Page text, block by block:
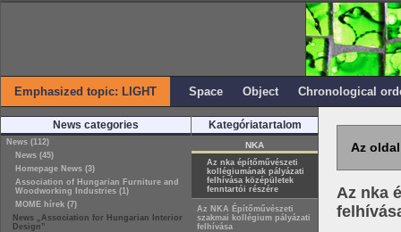
Emphasized topic: LIGHT Space Object Chronological
News categories
News (112)
News (45)
Homepage News (3)
Association of Hungarian Furniture and
Woodworking Industries (1)
MOME hírek (7)
News „Association for Hungarian Interior
Design”
Kategóriatartalom
NKA
Az nka építőművészeti
kollégiumának pályázati
felhívása középületek
fenntartói részére
Az NKA Építőművészeti
szakmai kollégium pályázati
felhívása
Az
Az nka